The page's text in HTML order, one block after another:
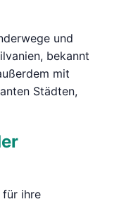
und
bekannt
mit
Städten,
für ihre